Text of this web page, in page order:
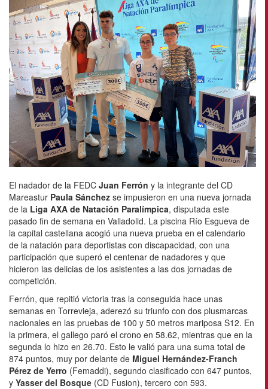
El nadador de la FEDC Juan Ferrón y la integrante del CD
Mareastur Paula Sánchez se impusieron en una nueva jornada
de la Liga AXA de Natación Paralímpica, disputada este
pasado fin de semana en Valladolid. La piscina Río Esgueva de
la capital castellana acogió una nueva prueba en el calendario
de la natación para deportistas con discapacidad, con una
participación que superó el centenar de nadadores y que
hicieron las delicias de los asistentes a las dos jornadas de
competición.
Ferrón, que repitió victoria tras la conseguida hace unas
semanas en Torrevieja, aderezó su triunfo con dos plusmarcas
nacionales en las pruebas de 100 y 50 metros mariposa S12. En
la primera, el gallego paró el crono en 58.62, mientras que en la
segunda lo hizo en 26.70. Esto le valió para una suma total de
874 puntos, muy por delante de Miguel Hernández-Franch
Pérez de Yerro (Femaddi), segundo clasificado con 647 puntos,
y Yasser del Bosque (CD Fusion), tercero con 593.